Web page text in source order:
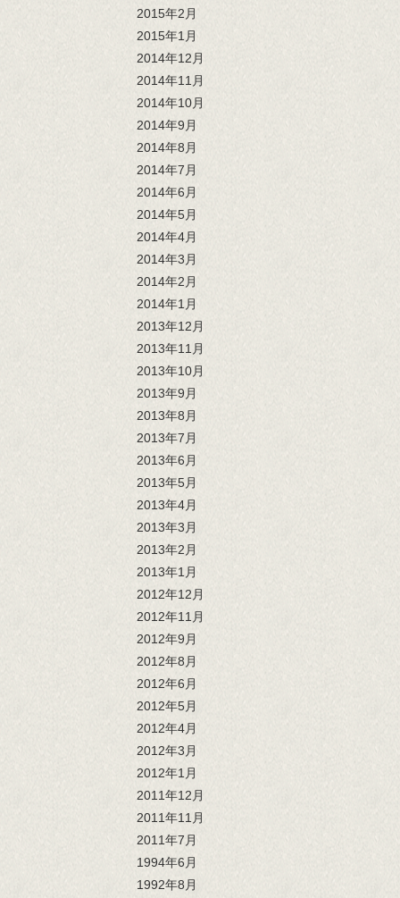
2015年2月
2015年1月
2014年12月
2014年11月
2014年10月
2014年9月
2014年8月
2014年7月
2014年6月
2014年5月
2014年4月
2014年3月
2014年2月
2014年1月
2013年12月
2013年11月
2013年10月
2013年9月
2013年8月
2013年7月
2013年6月
2013年5月
2013年4月
2013年3月
2013年2月
2013年1月
2012年12月
2012年11月
2012年9月
2012年8月
2012年6月
2012年5月
2012年4月
2012年3月
2012年1月
2011年12月
2011年11月
2011年7月
1994年6月
1992年8月